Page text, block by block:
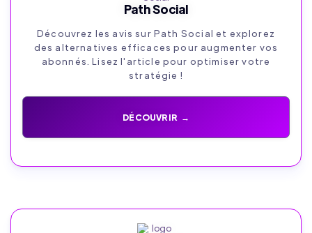
Path Social
Découvrez les avis sur Path Social et explorez
des alternatives efficaces pour augmenter vos
abonnés. Lisez l'article pour optimiser votre
stratégie !
DÉCOUVRIR →